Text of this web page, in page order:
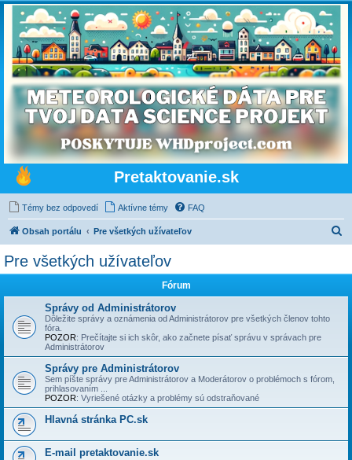
Pretaktovanie.sk
Témy bez odpovedí Aktívne témy FAQ
Obsah portálu Pre všetkých užívateľov
Pre všetkých užívateľov
Fórum
Správy od Administrátorov
Dôležite správy a oznámenia od Administrátorov pre všetkých členov tohto
fóra.
POZOR: Prečí­tajte si ich skôr, ako začnete písať správu v správach pre
Administrátorov
Správy pre Administrátorov
Sem píšte správy pre Administrátorov a Moderátorov o problémoch s fórom,
prihlasovaní­m ...
POZOR: Vyriešené otázky a problémy sú odstraňované
Hlavná stránka PC.sk
E-mail pretaktovanie.sk